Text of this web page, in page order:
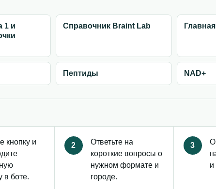
1 и
Справочник Braint Lab Главная
Пептиды NAD+
кнопку и
в боте.
2
Ответьте на
короткие вопросы о
нужном формате и
городе.
3
и